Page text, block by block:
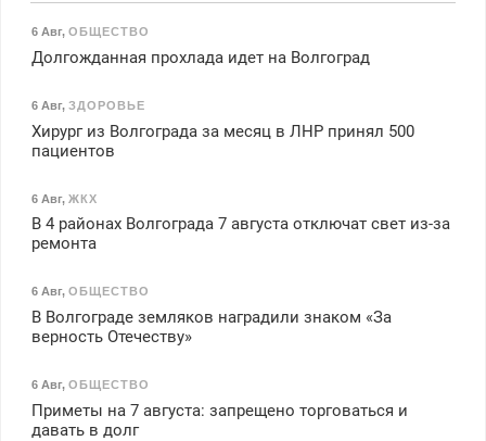
6 Авг, ОБЩЕСТВО
Долгожданная прохлада идет на Волгоград
6 Авг, ЗДОРОВЬЕ
Хирург из Волгограда за месяц в ЛНР принял 500
пациентов
6 Авг, ЖКХ
В 4 районах Волгограда 7 августа отключат свет из-за
ремонта
6 Авг, ОБЩЕСТВО
В Волгограде земляков наградили знаком «За
верность Отечеству»
6 Авг, ОБЩЕСТВО
Приметы на 7 августа: запрещено торговаться и
давать в долг